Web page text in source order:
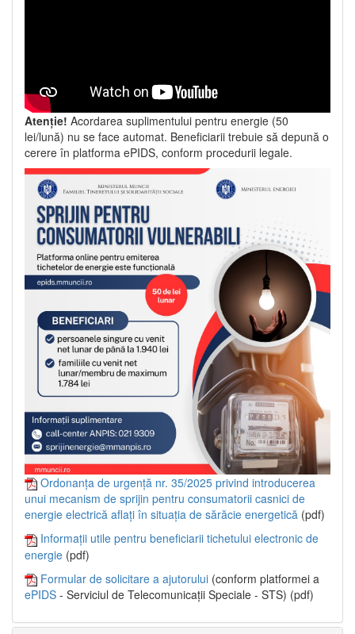
Atenție! Acordarea suplimentului pentru energie (50
lei/lună) nu se face automat. Beneficiarii trebuie să depună o
cerere în platforma ePIDS, conform procedurii legale.
Ordonanța de urgență nr. 35/2025 privind introducerea
unui mecanism de sprijin pentru consumatorii casnici de
energie electrică aflați în situația de sărăcie energetică (pdf)
Informații utile pentru beneficiarii tichetului electronic de
energie (pdf)
Formular de solicitare a ajutorului (conform platformei a
ePIDS - Serviciul de Telecomunicații Speciale - STS) (pdf)